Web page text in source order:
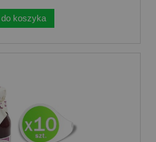
do koszyka